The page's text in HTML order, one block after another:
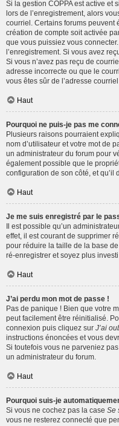
Si la gestion COPPA est active et
lors de l’enregistrement, alors
courriel. Certains forums peuvent
création de compte soit activée
que vous puissiez vous
l’enregistrement. Si vous avez
Si vous n’avez pas reçu de
adresse incorrecte ou que le
vous êtes sûr de l’adresse
Haut
Pourquoi ne puis-je pas me
Plusieurs raisons pourraient
nom d’utilisateur et votre mot de
un administrateur du forum pour
également possible que le
configuration de son côté, et qu’il
Haut
Je me suis enregistré par le
Il est possible qu’un
effet, il est courant de supprimer
pour réduire la taille de la base
ré-enregistrer et soyez plus investi
Haut
J’ai perdu mon mot de passe !
Pas de panique ! Bien que votre
peut facilement être réinitialisé.
connexion puis cliquez sur J’ai
instructions énoncées et vous
Si toutefois vous ne parveniez
un administrateur du forum.
Haut
Pourquoi suis-je
Si vous ne cochez pas la case Se
vous ne resterez connecté que